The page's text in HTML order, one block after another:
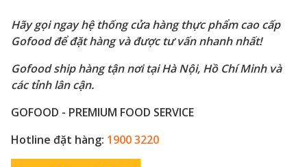
Hãy gọi ngay hệ thống cửa hàng thực phẩm cao cấp
Gofood để đặt hàng và được tư vấn nhanh nhất!
Gofood ship hàng tận nơi tại Hà Nội, Hồ Chí Minh và
các tỉnh lân cận.
GOFOOD - PREMIUM FOOD SERVICE
Hotline đặt hàng: 1900 3220